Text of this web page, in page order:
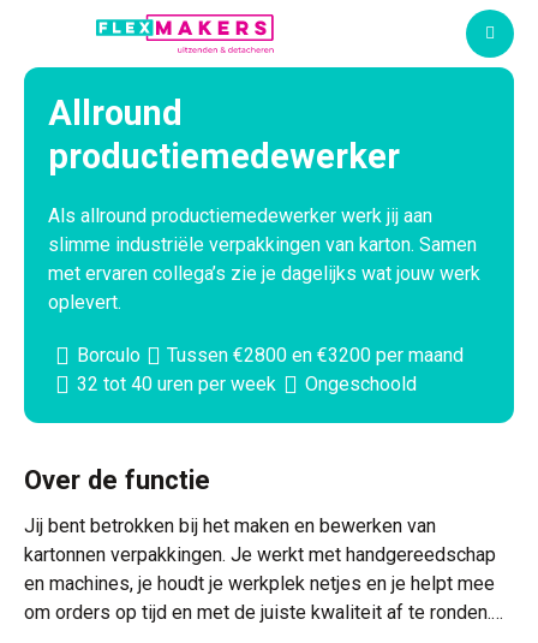
Allround
productiemedewerker
Als allround productiemedewerker werk jij aan
slimme industriële verpakkingen van karton. Samen
met ervaren collega’s zie je dagelijks wat jouw werk
oplevert.
Borculo
Tussen €2800 en €3200 per maand
32 tot 40 uren per week
Ongeschoold
Over de functie
Jij bent betrokken bij het maken en bewerken van
kartonnen verpakkingen. Je werkt met handgereedschap
en machines, je houdt je werkplek netjes en je helpt mee
om orders op tijd en met de juiste kwaliteit af te ronden.